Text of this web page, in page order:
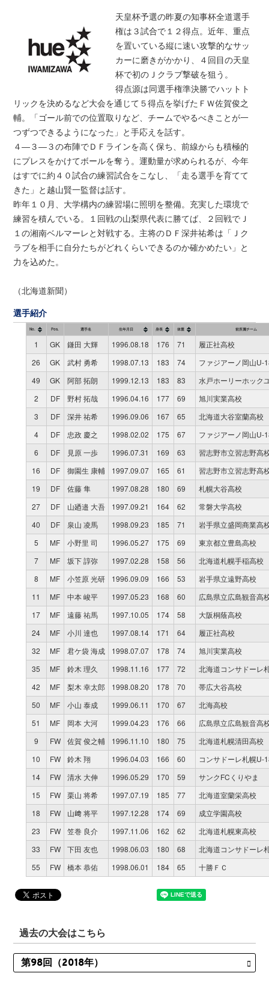
天皇杯予選の昨夏の知事杯全道選手
権は３試合で１２得点。近年、重点
を置いている縦に速い攻撃的なサッ
カーに磨きがかかり、４回目の天皇
杯で初のＪクラブ撃破を狙う。
得点源は同選手権準決勝でハットト
リックを決めるなど大会を通じて５得点を挙げたＦＷ佐賀俊之
輔。「ゴール前での位置取りなど、チームでやるべきことが一
つずつできるようになった」と手応えを話す。
４―３―３の布陣でＤＦラインを高く保ち、前線からも積極的
にプレスをかけてボールを奪う。運動量が求められるが、今年
はすでに約４０試合の練習試合をこなし、「走る選手を育てて
きた」と越山賢一監督は話す。
昨年１０月、大学構内の練習場に照明を整備。充実した環境で
練習を積んでいる。１回戦の山梨県代表に勝てば、２回戦でＪ
１の湘南ベルマーレと対戦する。主将のＤＦ深井祐希は「Ｊク
ラブを相手に自分たちがどれくらいできるのか確かめたい」と
力を込めた。
（北海道新聞）
選手紹介
No. Pos. 選手名 生年月日 身長 体重 前所属チーム
1 GK 鎌田 大輝 1996.08.18 176 71
履正社高校
26
GK 武村 勇希 1998.07.13 183 74
ファジアーノ岡山U-
49
GK 阿部 拓朗 1999.12.13 183 83
水戸ホーリーホック
2
DF 野村 拓哉 1996.04.16 177 69
旭川実業高校
3
DF 深井 祐希 1996.09.06 167 65
北海道大谷室蘭高校
4
DF 忠政 慶之 1998.02.02 175 67
ファジアーノ岡山U-
6
DF 見原 一歩 1996.07.31 169 63
習志野市立習志野高
16
DF 御園生 康輔 1997.09.07 165 61
習志野市立習志野高
19
DF 佐藤 隼 1997.08.28 180 69
札幌大谷高校
27
DF 山廼邉 大吾 1997.09.21 164 62
常磐大学高校
40
DF 泉山 凌馬 1998.09.23 185 71
岩手県立盛岡商業高
5
MF 小野里 司 1996.05.27 175 69
東京都立豊島高校
7
MF 坂下 諄弥 1997.02.28 158 56
北海道札幌手稲高校
8
MF 小笠原 光研 1996.09.09 166 53
岩手県立遠野高校
11
MF 中本 峻平 1997.05.23 168 60
広島県立広島観音高
17
MF 遠藤 祐馬 1997.10.05 174 58
大阪桐蔭高校
24
MF 小川 達也 1997.08.14 171 64
履正社高校
32
MF 君ケ袋 海成 1998.07.07 178 74
旭川実業高校
35
MF 鈴木 理久 1998.11.16 177 72
北海道コンサドーレ
42
MF 梨木 幸太郎 1998.08.20 178 70
帯広大谷高校
50
MF 小山 泰成 1999.06.11 170 67
北海高校
51
MF 岡本 大河 1999.04.23 176 66
広島県立広島観音高
9
FW 佐賀 俊之輔 1996.11.10 180 75
北海道札幌清田高校
10
FW 鈴木 翔 1996.04.03 166 60
コンサドーレ札幌U-
14
FW 清水 大伸 1996.05.29 170 59
サンクFCくりやま
15
FW 栗山 将希 1997.07.19 185 77
北海道室蘭栄高校
18
FW 山﨑 将平 1997.12.28 174 69
成立学園高校
23
FW 笠巻 良介 1997.11.06 162 62
北海道札幌東高校
33
FW 下田 友也 1998.06.03 180 68
北海道コンサドーレ
55
FW 橋本 恭佑 1998.06.01 184 65 十勝ＦＣ
過去の大会はこちら